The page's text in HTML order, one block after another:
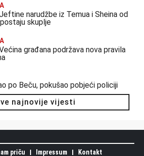
narudžbe iz Temua i Sheina od
skuplje
građana podržava nova pravila
po Beču, pokušao pobjeći policiji
najnovije vijesti
priču Impressum
Kontakt